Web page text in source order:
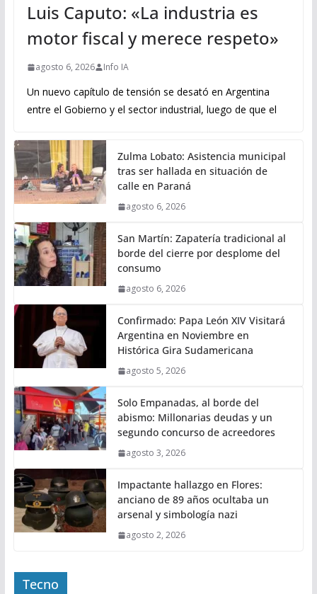
Luis Caputo: «La industria es
motor fiscal y merece respeto»
agosto 6, 2026 Info IA
Un nuevo capítulo de tensión se desató en Argentina
entre el Gobierno y el sector industrial, luego de que el
Zulma Lobato: Asistencia municipal
tras ser hallada en situación de
calle en Paraná
agosto 6, 2026
San Martín: Zapatería tradicional al
borde del cierre por desplome del
consumo
agosto 6, 2026
Confirmado: Papa León XIV Visitará
Argentina en Noviembre en
Histórica Gira Sudamericana
agosto 5, 2026
Solo Empanadas, al borde del
abismo: Millonarias deudas y un
segundo concurso de acreedores
agosto 3, 2026
Impactante hallazgo en Flores:
anciano de 89 años ocultaba un
arsenal y simbología nazi
agosto 2, 2026
Tecno